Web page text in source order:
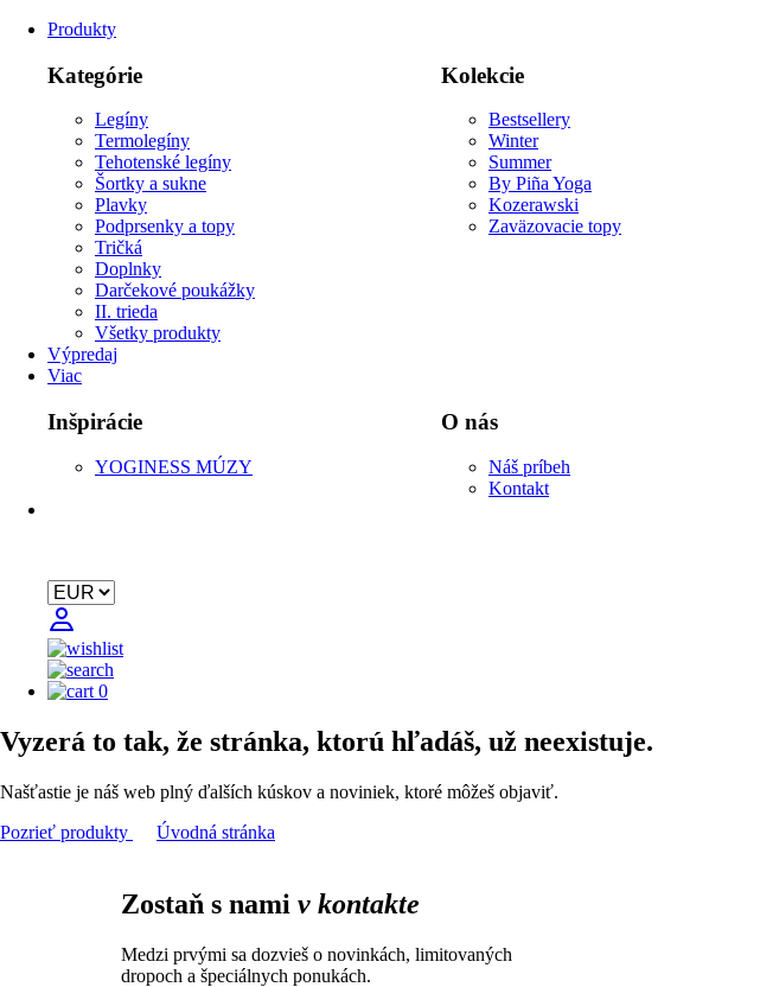
Produkty
Kategórie
Legíny
Termolegíny
Tehotenské legíny
Šortky a sukne
Plavky
Podprsenky a topy
Tričká
Doplnky
Darčekové poukážky
II. trieda
Všetky produkty
Kolekcie
Bestsellery
Winter
Summer
By Piña Yoga
Kozerawski
Zaväzovacie topy
Výpredaj
Viac
Inšpirácie
YOGINESS MÚZY
O nás
Náš príbeh
Kontakt
0
Vyzerá to tak, že stránka, ktorú hľadáš, už neexistuje.
Našťastie je náš web plný ďalších kúskov a noviniek, ktoré môžeš objaviť.
Pozrieť produkty
Úvodná stránka
Zostaň s nami v kontakte
Medzi prvými sa dozvieš o novinkách, limitovaných
dropoch a špeciálnych ponukách.